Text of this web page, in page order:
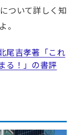
ついて詳しく知
。
尾吉孝著「これ
る！」の書評